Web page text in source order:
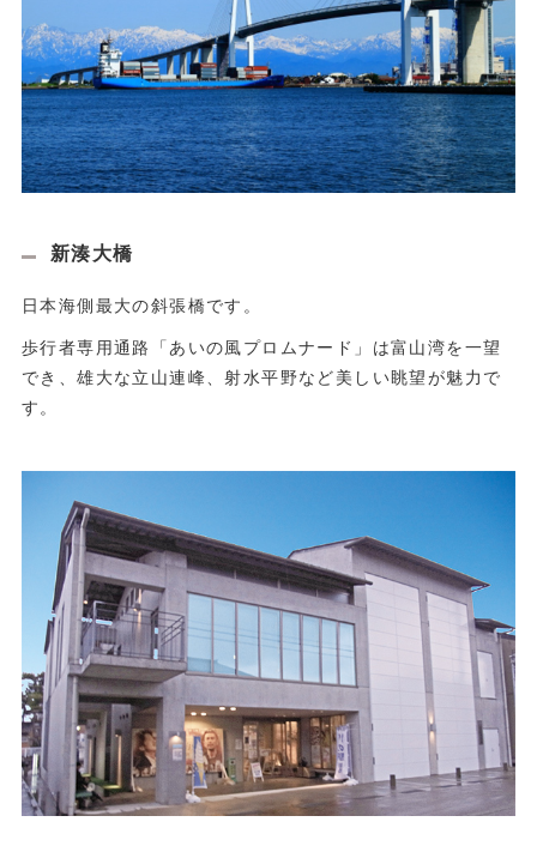
新湊大橋
日本海側最大の斜張橋です。
歩行者専用通路「あいの風プロムナード」は富山湾を一望
でき、雄大な立山連峰、射水平野など美しい眺望が魅力で
す。